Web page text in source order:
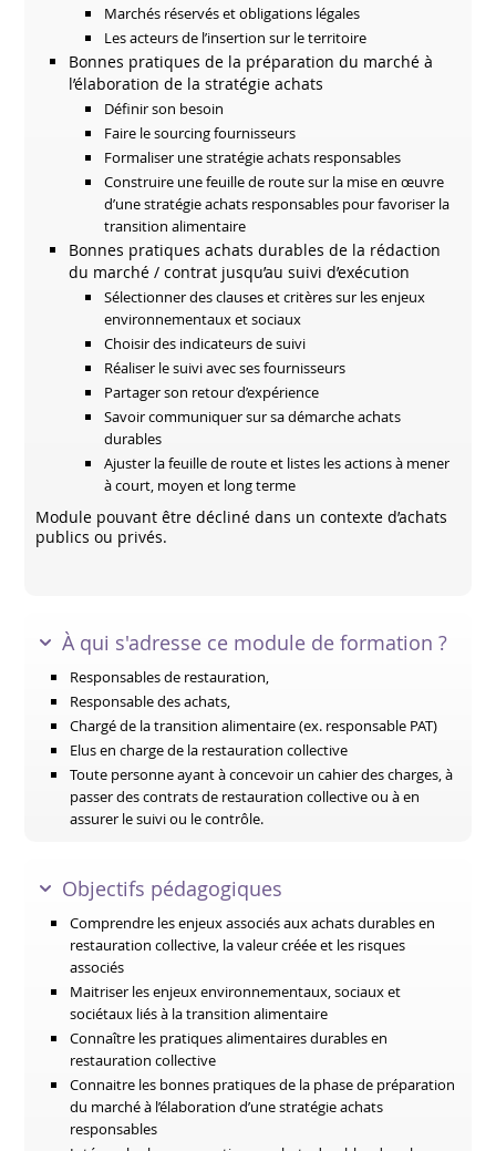
Marchés réservés et obligations légales
Les acteurs de l’insertion sur le territoire
Bonnes pratiques de la préparation du marché à
l’élaboration de la stratégie achats
Définir son besoin
Faire le sourcing fournisseurs
Formaliser une stratégie achats responsables
Construire une feuille de route sur la mise en œuvre
d’une stratégie achats responsables pour favoriser la
transition alimentaire
Bonnes pratiques achats durables de la rédaction
du marché / contrat jusqu’au suivi d’exécution
Sélectionner des clauses et critères sur les enjeux
environnementaux et sociaux
Choisir des indicateurs de suivi
Réaliser le suivi avec ses fournisseurs
Partager son retour d’expérience
Savoir communiquer sur sa démarche achats
durables
Ajuster la feuille de route et listes les actions à mener
à court, moyen et long terme
Module pouvant être décliné dans un contexte d’achats
publics ou privés.
À qui s'adresse ce module de formation ?
Responsables de restauration,
Responsable des achats,
Chargé de la transition alimentaire (ex. responsable PAT)
Elus en charge de la restauration collective
Toute personne ayant à concevoir un cahier des charges, à
passer des contrats de restauration collective ou à en
assurer le suivi ou le contrôle.
Objectifs pédagogiques
Comprendre les enjeux associés aux achats durables en
restauration collective, la valeur créée et les risques
associés
Maitriser les enjeux environnementaux, sociaux et
sociétaux liés à la transition alimentaire
Connaître les pratiques alimentaires durables en
restauration collective
Connaitre les bonnes pratiques de la phase de préparation
du marché à l’élaboration d’une stratégie achats
responsables